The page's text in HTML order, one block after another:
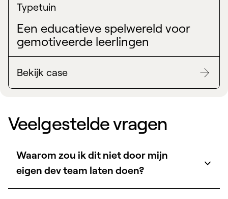
Typetuin
Een educatieve spelwereld voor
gemotiveerde leerlingen
Bekijk case
Veelgestelde vragen
Waarom zou ik dit niet door mijn
eigen dev team laten doen?